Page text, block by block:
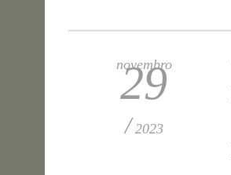
novembro
29
/ 2023